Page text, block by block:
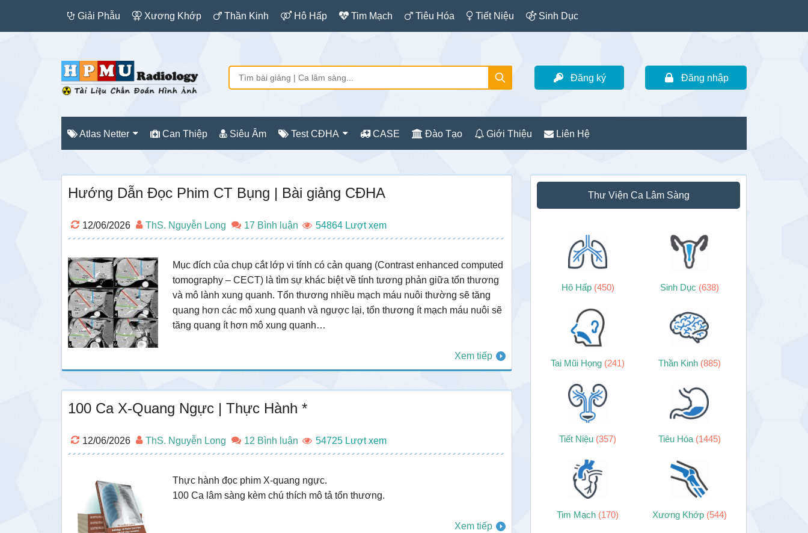
Giải Phẫu Xương Khớp Thần Kinh Hô Hấp Tim Mạch Tiêu Hóa Tiết Niệu Sinh Dục
Đăng ký Đăng nhập
Atlas Netter Can Thiệp Siêu Âm Test CĐHA CASE Đào Tạo Giới Thiệu Liên Hệ
Hướng Dẫn Đọc Phim CT Bụng | Bài giảng CĐHA
12/06/2026 ThS. Nguyễn Long 17 Bình luận 54864
Mục đích của chụp cắt lớp vi tính có cản quang (Contrast enhanced computed
tomography – CECT) là tìm sự khác biệt về tính tương phản giữa tổn thương
và mô lành xung quanh. Tổn thương nhiều mạch máu nuôi thường sẽ tăng
quang hơn các mô xung quanh và ngược lại, tổn thương ít mạch máu nuôi sẽ
tăng quang ít hơn mô xung quanh…
Xem tiếp
100 Ca X-Quang Ngực | Thực Hành *
12/06/2026 ThS. Nguyễn Long 12 Bình luận 54725
Thực hành đọc phim X-quang ngực.
100 Ca lâm sàng kèm chú thích mô tả tổn thương.
Xem tiếp
Sidebar
chính
Thư Viện Ca Lâm Sàng
Hô Hấp (450) Sinh Dục (638)
Tai Mũi Họng (241) Thần Kinh (885)
Tiết Niệu (357) Tiêu Hóa (1445)
Tim Mạch (170) Xương Khớp (544)